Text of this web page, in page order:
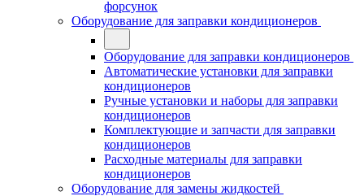
форсунок
Оборудование для заправки кондиционеров
Оборудование для заправки кондиционеров
Автоматические установки для заправки
кондиционеров
Ручные установки и наборы для заправки
кондиционеров
Комплектующие и запчасти для заправки
кондиционеров
Расходные материалы для заправки
кондиционеров
Оборудование для замены жидкостей